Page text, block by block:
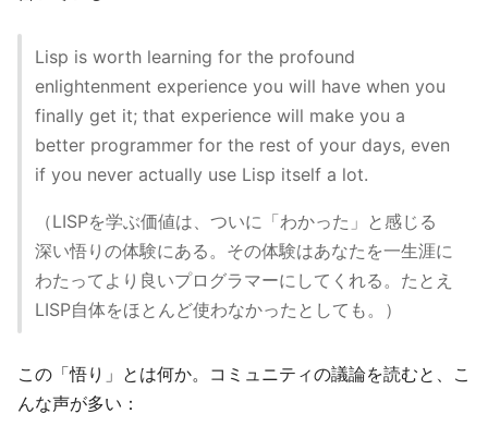
Lisp is worth learning for the profound
enlightenment experience you will have when you
finally get it; that experience will make you a
better programmer for the rest of your days, even
if you never actually use Lisp itself a lot.
（LISPを学ぶ価値は、ついに「わかった」と感じる
深い悟りの体験にある。その体験はあなたを一生涯に
わたってより良いプログラマーにしてくれる。たとえ
LISP自体をほとんど使わなかったとしても。）
この「悟り」とは何か。コミュニティの議論を読むと、こ
んな声が多い：